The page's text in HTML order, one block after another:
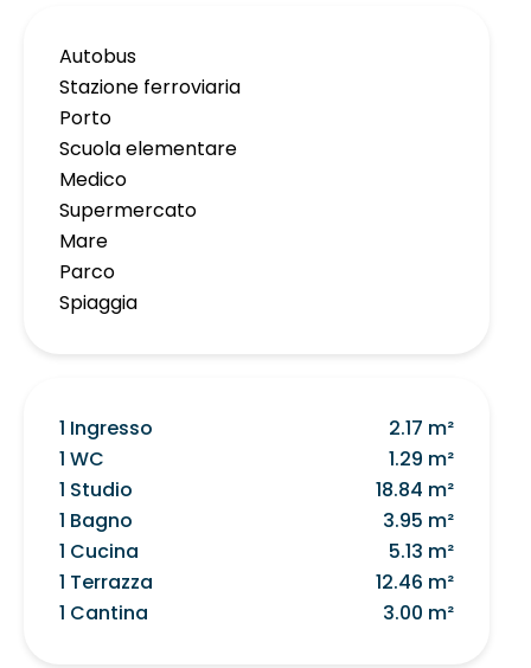
Autobus
Stazione ferroviaria
Porto
Scuola elementare
Medico
Supermercato
Mare
Parco
Spiaggia
1 Ingresso
2.17 m²
1 WC
1.29 m²
1 Studio
18.84 m²
1 Bagno
3.95 m²
1 Cucina
5.13 m²
1 Terrazza
12.46 m²
1 Cantina
3.00 m²